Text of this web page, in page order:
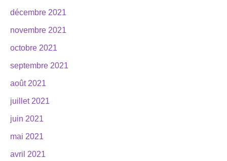
décembre 2021
novembre 2021
octobre 2021
septembre 2021
août 2021
juillet 2021
juin 2021
mai 2021
avril 2021